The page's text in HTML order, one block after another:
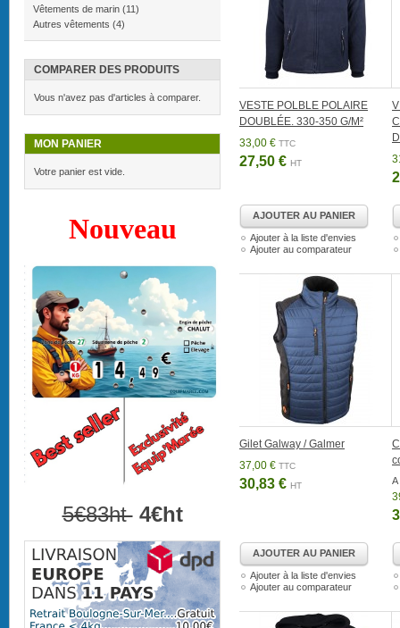
VESTE POLBLE POLAIRE
DOUBLÉE. 330-350 G/M²
33,00 € TTC
27,50 € HT
AJOUTER AU PANIER
Ajouter à la liste d'envies
Ajouter au comparateur
Gilet Galway / Galmer
37,00 € TTC
30,83 € HT
AJOUTER AU PANIER
Ajouter à la liste d'envies
Ajouter au comparateur
A
Vêtements de marin (11)
Autres vêtements (4)
COMPARER DES PRODUITS
Vous n'avez pas d'articles à comparer.
MON PANIER
Votre panier est vide.
Nouveau
5€83ht4€ht